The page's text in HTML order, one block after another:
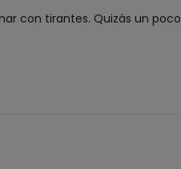
con tirantes. Quizás un poco